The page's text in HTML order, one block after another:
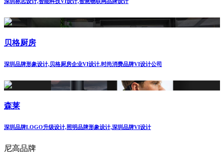
贝格厨房
深圳品牌形象设计,贝格厨房企业VI设计.时尚消费品牌VI设计公司
森莱
深圳品牌LOGO升级设计,照明品牌形象设计,深圳品牌VI设计
尼高品牌